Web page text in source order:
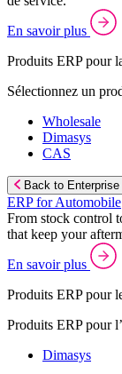
En savoir plus
Produits ERP pour
Sélectionnez un
Wholesale
Dimasys
CAS
Back to
ERP for Automobile
From stock control
that keep your
En savoir plus
Produits ERP pour
Produits ERP pour
Dimasys